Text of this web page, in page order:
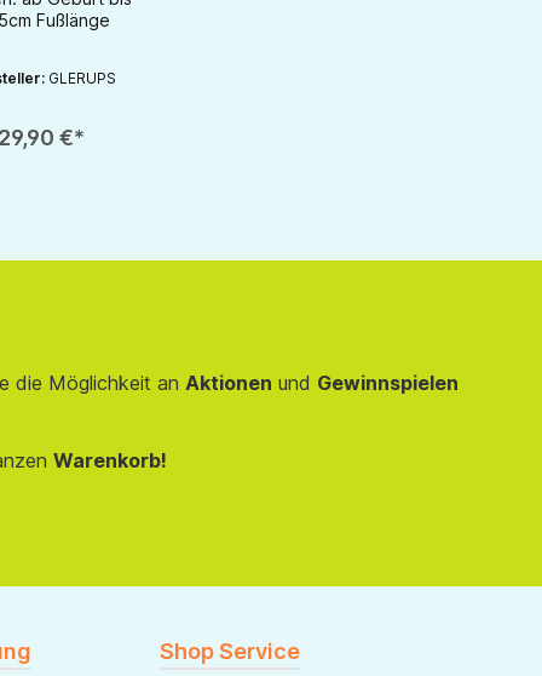
Fußlänge
GLERUPS
29,90 €*
die Möglichkeit an Aktionen und Gewinnspielen
Warenkorb!
Shop Service